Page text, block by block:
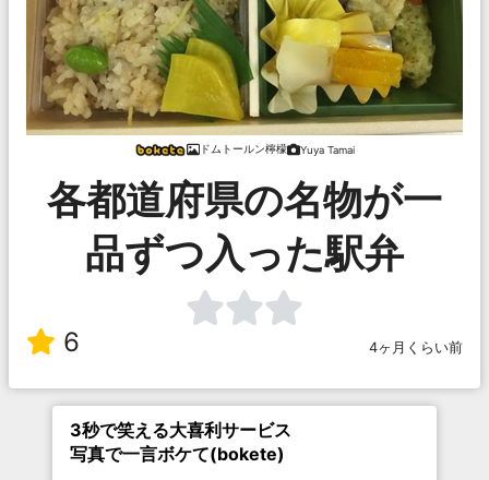
ドムトールン檸檬 Yuya Tamai
各都道府県の名物が一
品ずつ入った駅弁
6 4ヶ月くらい前
3秒で笑える大喜利サービス
写真で一言ボケて(bokete)